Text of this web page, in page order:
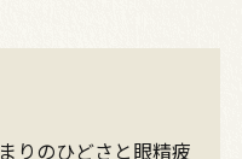
りのひどさと眼精疲